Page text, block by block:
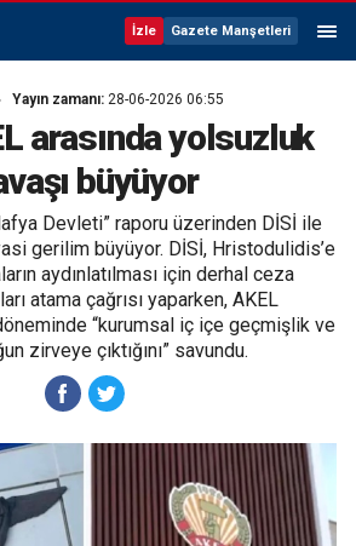
İzle Gazete Manşetleri
Yayın zamanı: 28-06-2026 06:55
arasında yolsuzluk
büyüyor
Devleti” raporu üzerinden DİSİ ile
gerilim büyüyor. DİSİ, Hristodulidis’e
aydınlatılması için derhal ceza
atama çağrısı yaparken, AKEL
“kurumsal iç içe geçmişlik ve
zirveye çıktığını” savundu.